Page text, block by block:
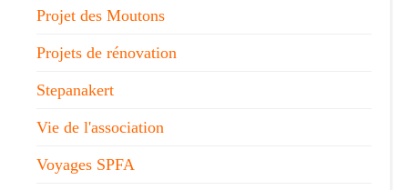
Projet des Moutons
Projets de rénovation
Stepanakert
Vie de l'association
Voyages SPFA